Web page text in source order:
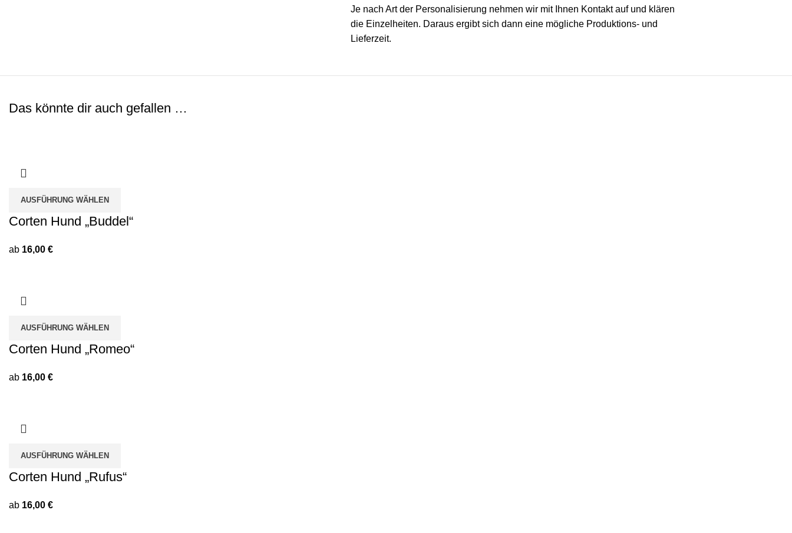
Je nach Art der Personalisierung nehmen wir mit Ihnen Kontakt auf und klären
die Einzelheiten. Daraus ergibt sich dann eine mögliche Produktions- und
Lieferzeit.
Das könnte dir auch gefallen …
AUSFÜHRUNG WÄHLEN
Corten Hund „Buddel“
ab 16,00 €
AUSFÜHRUNG WÄHLEN
Corten Hund „Romeo“
ab 16,00 €
AUSFÜHRUNG WÄHLEN
Corten Hund „Rufus“
ab 16,00 €